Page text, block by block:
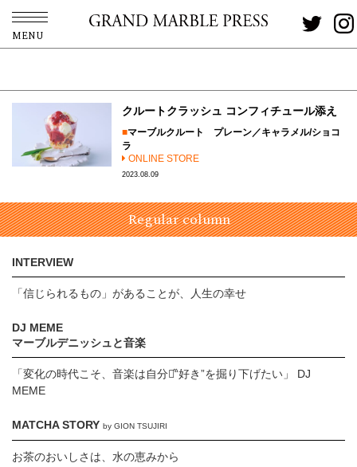
MENU
クルートクラッシュ コンフィチュール添え
マーブルクルート プレーン／キャラメル/ショコ
ラ
ONLINE STORE
2023.08.09
Regular column
INTERVIEW
「信じられるもの」があることが、人生の幸せ
DJ MEME
マーブルデニッシュと音楽
「変化の時代こそ、音楽は自分の̋“好き”を掘り下げたい」 DJ
MEME
MATCHA STORY by GION TSUJIRI
お茶のおいしさは、水の恵みから